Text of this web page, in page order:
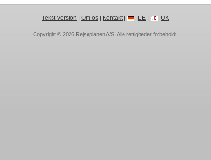
Tekst-version Om os| Kontakt| DE| UK
Copyright © 2026 Rejseplanen A/S . Alle rettigheder forbeholdt.